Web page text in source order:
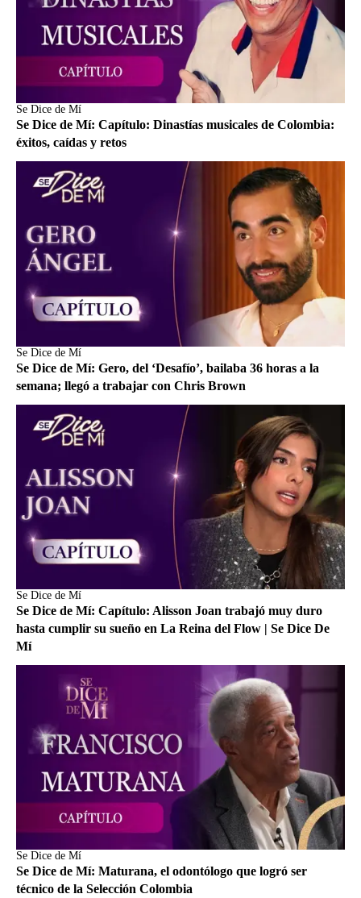
Se Dice de Mí
Se Dice de Mí: Capítulo: Dinastías musicales de Colombia:
éxitos, caídas y retos
Se Dice de Mí
Se Dice de Mí: Gero, del ‘Desafío’, bailaba 36 horas a la
semana; llegó a trabajar con Chris Brown
Se Dice de Mí
Se Dice de Mí: Capítulo: Alisson Joan trabajó muy duro
hasta cumplir su sueño en La Reina del Flow | Se Dice De
Mí
Se Dice de Mí
Se Dice de Mí: Maturana, el odontólogo que logró ser
técnico de la Selección Colombia